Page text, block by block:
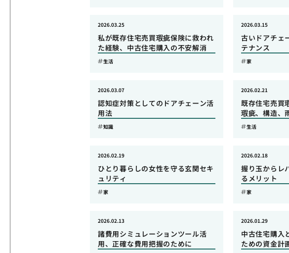
私が既存住宅売買瑕疵保険に救われ
た経験、中古住宅購入の不安解消
2026.03.25
生活
古いドアチェ
テナンス
2026.03.15
家
認知症対策としてのドアチェーン活
用法
2026.03.07
知識
既存住宅売買
瑕疵、構造、
2026.02.21
生活
ひとり暮らしの女性を守る玄関セキ
ュリティ
2026.02.19
家
握り玉からレ
るメリット
2026.02.18
家
諸費用シミュレーションツール活
用、正確な費用把握のために
2026.02.13
中古住宅購入
ための資金計
2026.01.29